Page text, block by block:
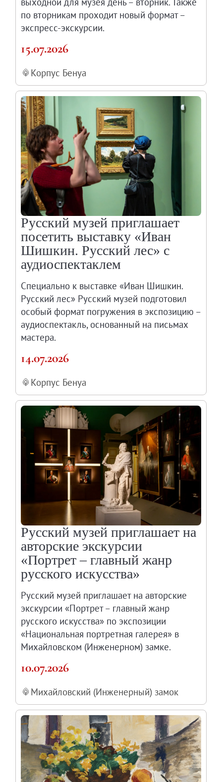
по вторникам проходит новый формат –
экспресс-экскурсии.
15.07.2026
Корпус Бенуа
Русский музей приглашает
посетить выставку «Иван
Шишкин. Русский лес» с
аудиоспектаклем
Специально к выставке «Иван Шишкин.
Русский лес» Русский музей подготовил
особый формат погружения в экспозицию –
аудиоспектакль, основанный на письмах
мастера.
14.07.2026
Корпус Бенуа
Русский музей приглашает на
авторские экскурсии
«Портрет – главный жанр
русского искусства»
Русский музей приглашает на авторские
экскурсии «Портрет – главный жанр
русского искусства» по экспозиции
«Национальная портретная галерея» в
Михайловском (Инженерном) замке.
10.07.2026
Михайловский (Инженерный) замок